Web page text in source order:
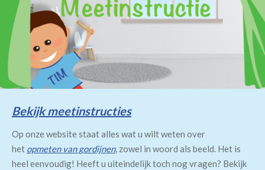
Bekijk meetinstructies
Op onze website staat alles wat u wilt weten over
het opmeten van gordijnen, zowel in woord als beeld. Het is
heel eenvoudig! Heeft u uiteindelijk toch nog vragen? Bekijk